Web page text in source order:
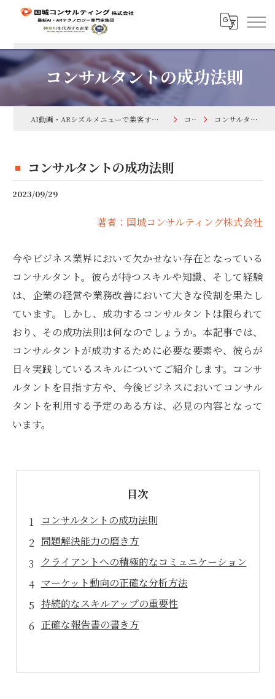
コンサルタントの成功法則
AI動画・ARシズルメニューで集客するなら国城コンサルティング株式会社 コラム コンサルタントの成功法則
コンサルタントの成功法則
2023/09/29
著者：国城コンサルティング株式会社
今やビジネス業界において欠かせない存在となっている
コンサルタント。彼らが持つスキルや知識、そして経験
は、企業の経営や業務改善において大きな役割を果たし
ています。しかし、成功するコンサルタントは限られて
おり、その成功法則は何なのでしょうか。本記事では、
コンサルタントが成功するために必要な要素や、彼らが
日々実践しているスキルについてご紹介します。コンサ
ルタントを目指す方や、今後ビジネスにおいてコンサル
タントを利用する予定のある方は、必見の内容となって
います。
目次
コンサルタントの成功法則
問題解決能力の磨き方
クライアントへの積極的なコミュニケーション
マーケット動向の正確な分析方法
持続的なスキルアップの重要性
正確な報告書の書き方